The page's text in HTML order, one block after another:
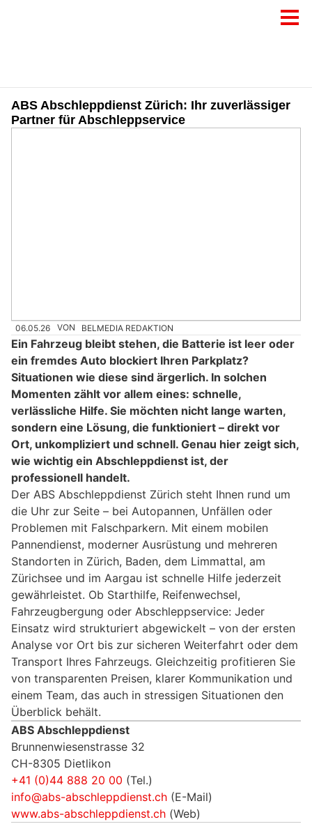
ABS Abschleppdienst Zürich: Ihr zuverlässiger
Partner für Abschleppservice
06.05.26 VON BELMEDIA REDAKTION
Ein Fahrzeug bleibt stehen, die Batterie ist leer oder
ein fremdes Auto blockiert Ihren Parkplatz?
Situationen wie diese sind ärgerlich. In solchen
Momenten zählt vor allem eines: schnelle,
verlässliche Hilfe. Sie möchten nicht lange warten,
sondern eine Lösung, die funktioniert – direkt vor
Ort, unkompliziert und schnell. Genau hier zeigt sich,
wie wichtig ein Abschleppdienst ist, der
professionell handelt.
Der ABS Abschleppdienst Zürich steht Ihnen rund um
die Uhr zur Seite – bei Autopannen, Unfällen oder
Problemen mit Falschparkern. Mit einem mobilen
Pannendienst, moderner Ausrüstung und mehreren
Standorten in Zürich, Baden, dem Limmattal, am
Zürichsee und im Aargau ist schnelle Hilfe jederzeit
gewährleistet. Ob Starthilfe, Reifenwechsel,
Fahrzeugbergung oder Abschleppservice: Jeder
Einsatz wird strukturiert abgewickelt – von der ersten
Analyse vor Ort bis zur sicheren Weiterfahrt oder dem
Transport Ihres Fahrzeugs. Gleichzeitig profitieren Sie
von transparenten Preisen, klarer Kommunikation und
einem Team, das auch in stressigen Situationen den
Überblick behält.
ABS Abschleppdienst
Brunnenwiesenstrasse 32
CH-8305 Dietlikon
+41 (0)44 888 20 00 (Tel.)
info@abs-abschleppdienst.ch (E-Mail)
www.abs-abschleppdienst.ch (Web)